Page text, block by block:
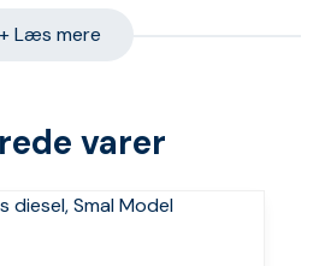
+ Læs mere
varer